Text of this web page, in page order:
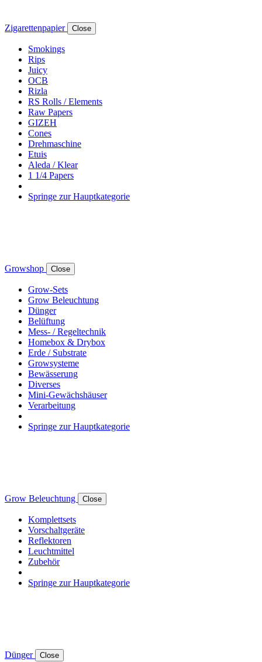
Zigarettenpapier Close
Smokings
Rips
Juicy
OCB
Rizla
RS Rolls / Elements
Raw Papers
GIZEH
Cones
Drehmaschine
Etuis
Aleda / Klear
1 1/4 Papers
Springe zur Hauptkategorie
Growshop Close
Grow-Sets
Grow Beleuchtung
Dünger
Belüftung
Mess- / Regeltechnik
Homebox & Drybox
Erde / Substrate
Growsysteme
Bewässerung
Diverses
Mini-Gewächshäuser
Verarbeitung
Springe zur Hauptkategorie
Grow Beleuchtung Close
Komplettsets
Vorschaltgeräte
Reflektoren
Leuchtmittel
Zubehör
Springe zur Hauptkategorie
Dünger Close